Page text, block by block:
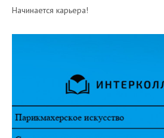
Начинается карьера!